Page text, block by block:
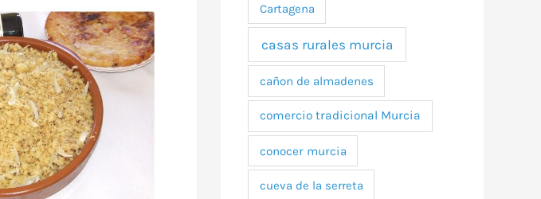
Cartagena
casas rurales murcia
cañon de almadenes
comercio tradicional Murcia
conocer murcia
cueva de la serreta